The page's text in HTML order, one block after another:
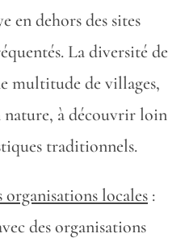
en dehors des sites
La diversité de
multitude de villages,
nature, à découvrir loin
traditionnels.
organisations locales :
des organisations